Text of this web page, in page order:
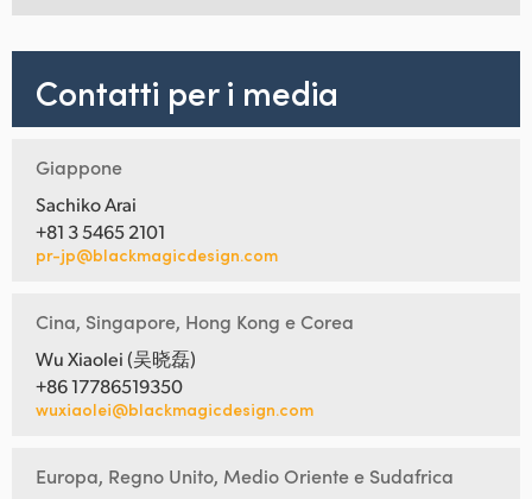
Contatti per i media
Giappone
Sachiko Arai
+81 3 5465 2101
pr-jp@blackmagicdesign.com
Cina, Singapore, Hong Kong e Corea
Wu Xiaolei (吴晓磊)
+86 17786519350
wuxiaolei@blackmagicdesign.com
Europa, Regno Unito, Medio Oriente e Sudafrica